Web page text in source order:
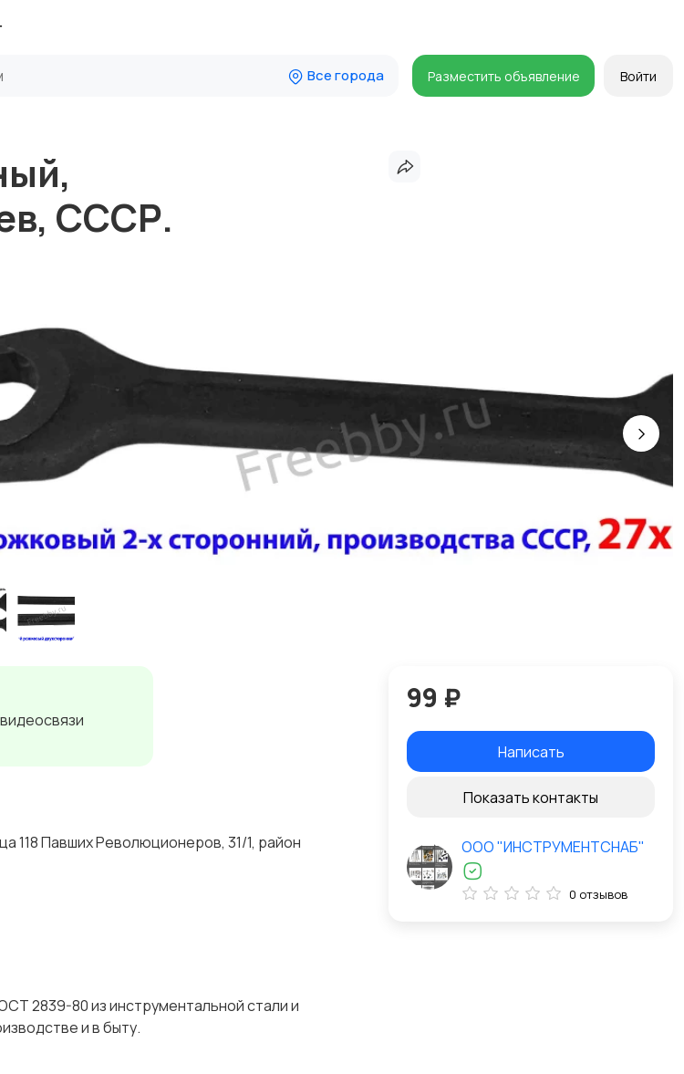
Все города Разместить объявление Войти
СССР.
118 Павших Революционеров, 31/1, район
2839-80 из инструментальной стали и
и в быту.
99 ₽
Написать
Показать контакты
ООО "ИНСТРУМЕНТСНАБ"
0 отзывов